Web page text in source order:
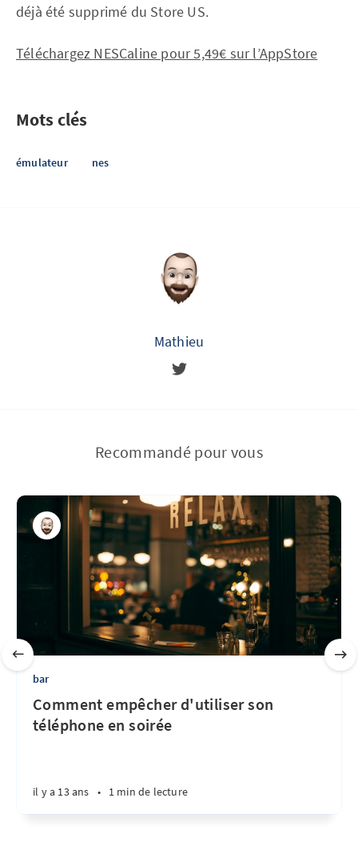
déjà été supprimé du Store US.
Téléchargez NESCaline pour 5,49€ sur l’AppStore
Mots clés
émulateur nes
Mathieu
Recommandé pour vous
bar
Comment empêcher d'utiliser son
téléphone en soirée
il y a 13 ans • 1 min de lecture